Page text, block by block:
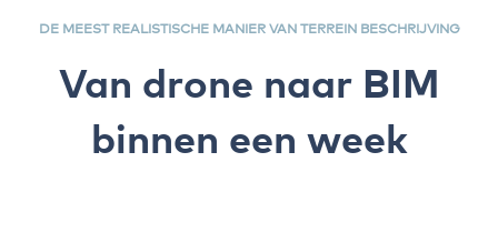
DE MEEST REALISTISCHE MANIER VAN TERREIN BESCHRIJVING
Van drone naar BIM
binnen een week